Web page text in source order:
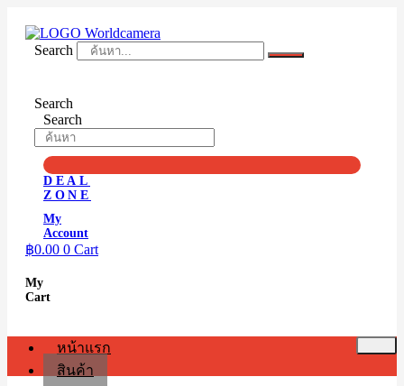
contentSearch
Search
Search
DEAL
ZONE
My
Account
฿0.00 0 Cart
My
Cart
หน้าแรก
สินค้า